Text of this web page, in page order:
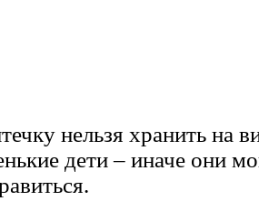
нельзя хранить на
дети – иначе они